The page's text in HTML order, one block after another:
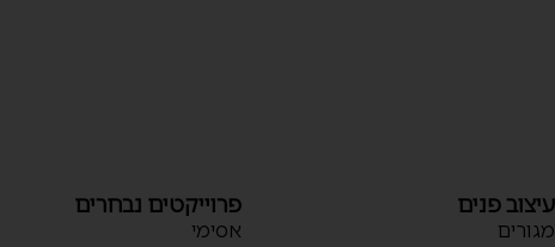
עיצוב פנים
מגורים
פרוייקטים נבחרים
אסימי